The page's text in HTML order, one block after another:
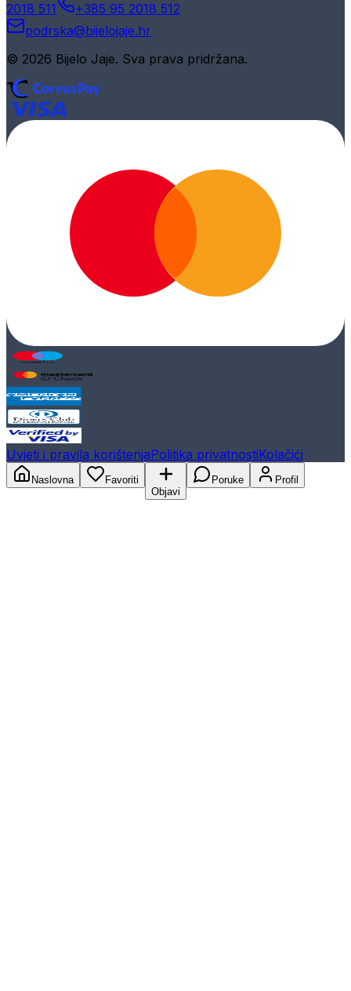
2018 511
+385 95 2018 512
podrska@bijelojaje.hr
© 2026 Bijelo Jaje. Sva prava pridržana.
Uvjeti i pravila korištenjaPolitika privatnostiKolačići
Naslovna
Favoriti
Objavi
Poruke Profil